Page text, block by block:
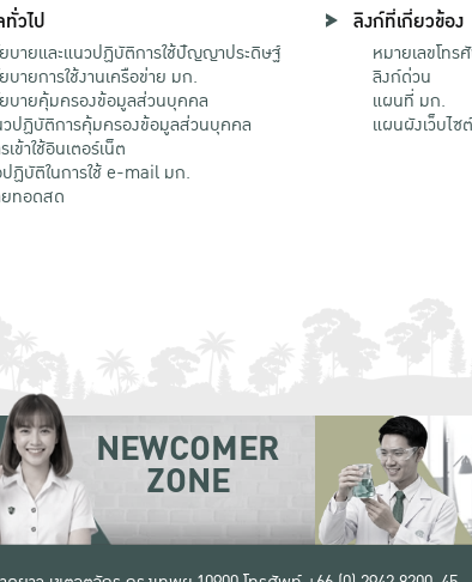
วไป
บายและแนวปฏิบัติการใช้ปัญญาประดิษฐ์
บายการใช้งานเครือข่าย มก.
บายคุ้มครองข้อมูลส่วนบุคคล
ปฏิบัติการคุ้มครองข้อมูลส่วนบุคคล
เข้าใช้อินเตอร์เน็ต
ฏิบัติในการใช้ e-mail มก.
ทอดสด
ลิงก์ที่เกี่ยวข้อง
หมายเลขโท
ลิงก์ด่วน
แผนที่ มก.
แผนผังเว็บไซต์
NEWCOMER
ZONE